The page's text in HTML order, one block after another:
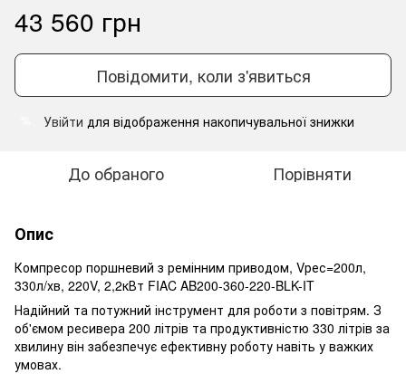
43 560 грн
Повідомити, коли з'явиться
Увійти для відображення накопичувальної знижки
До обраного Порівняти
Опис
Компресор поршневий з ремінним приводом, Vрес=200л,
330л/хв, 220V, 2,2кВт FIAC AB200-360-220-BLK-IT
Надійний та потужний інструмент для роботи з повітрям. З
об'ємом ресивера 200 літрів та продуктивністю 330 літрів за
хвилину він забезпечує ефективну роботу навіть у важких
умовах.